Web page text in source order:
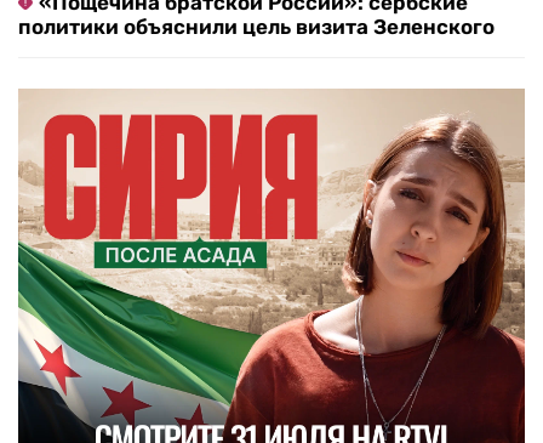
политики объяснили цель визита Зеленского